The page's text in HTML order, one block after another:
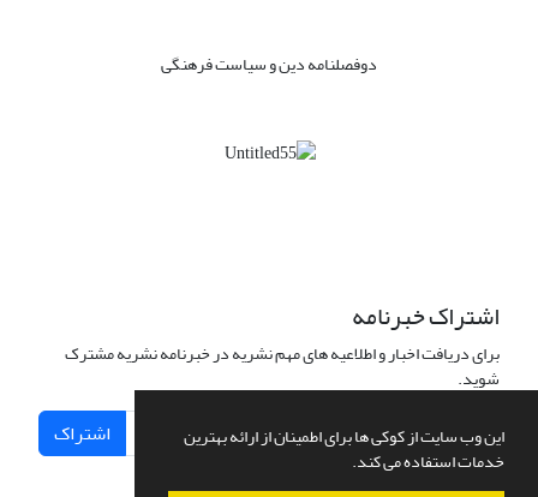
این وب سایت از کوکی ها برای اطمینان از ارائه بهترین
خدمات استفاده می کند.
دوفصلنامه دین و سیاست فرهنگی
اشتراک خبرنامه
برای دریافت اخبار و اطلاعیه های مهم نشریه در خبرنامه نشریه مشترک
شوید.
اشتراک